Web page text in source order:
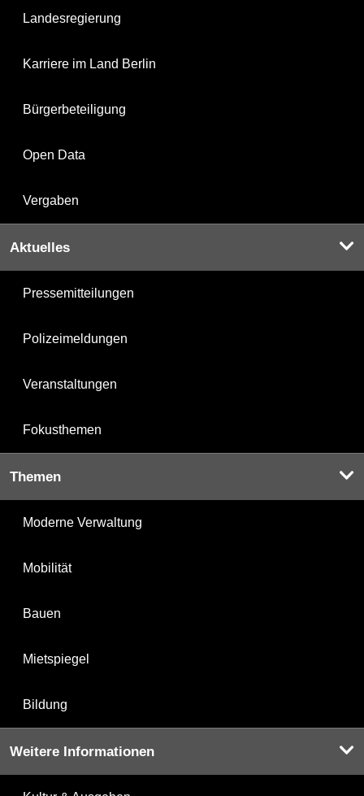
Landesregierung
Karriere im Land Berlin
Bürgerbeteiligung
Open Data
Vergaben
Aktuelles
Pressemitteilungen
Polizeimeldungen
Veranstaltungen
Fokusthemen
Themen
Moderne Verwaltung
Mobilität
Bauen
Mietspiegel
Bildung
Weitere Informationen